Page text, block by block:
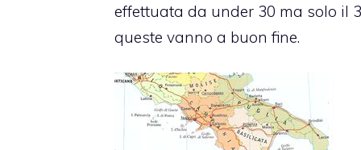
effettuata da under 30 ma solo il
queste vanno a buon fine.